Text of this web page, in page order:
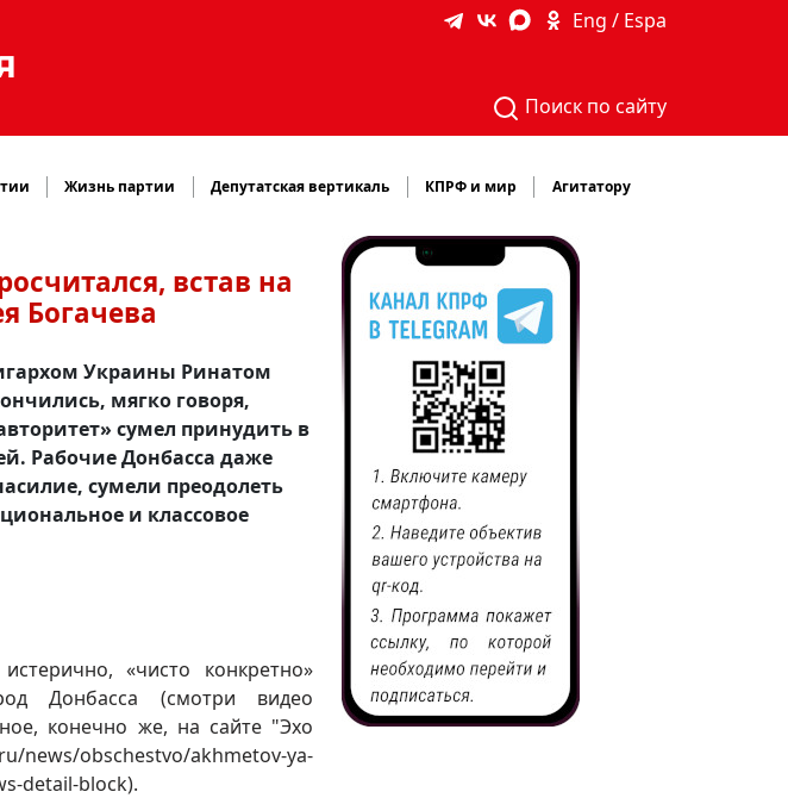
Eng / Espa
Поиск по сайту
Жизнь партии Депутатская вертикаль КПРФ и мир Агитатору
встав на
Богачева
Украины Ринатом
мягко говоря,
сумел принудить в
Рабочие Донбасса даже
сумели преодолеть
и классовое
«чисто конкретно»
Донбасса (смотри видео
конечно же, на сайте "Эхо
obschestvo/akhmetov-ya-
detail-block).